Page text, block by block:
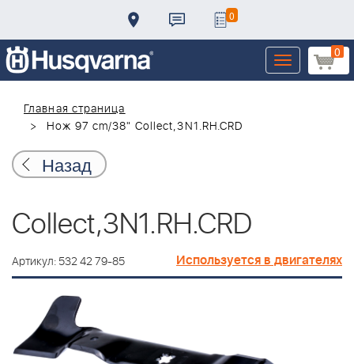
0
0
Toggle
navigation
Главная страница
Нож 97 cm/38" Collect,3N1.RH.CRD
Назад
Collect,3N1.RH.CRD
Артикул: 532 42 79-85 Используется в двигателях